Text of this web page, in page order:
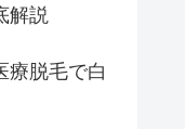
解説
療脱毛で白